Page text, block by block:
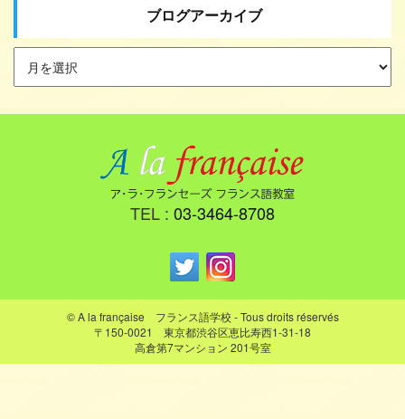
ブログアーカイブ
TEL : 03-3464-8708
© A la française フランス語学校 - Tous droits réservés
〒150-0021 東京都渋谷区恵比寿西1-31-18
高倉第7マンション 201号室